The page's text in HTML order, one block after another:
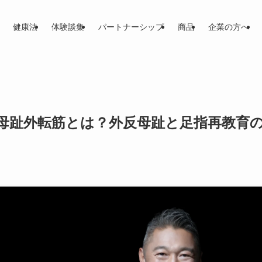
健康法 体験談集 パートナーシップ 商品 企業の方へ
外転筋とは？外反母趾と足指再教育